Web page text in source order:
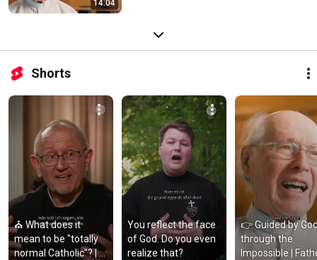
14:04
Shorts
⛪ What does it
mean to be "totally
normal Catholic"? |
You reflect the face
of God. Do you even
realize that?
👉 Guided by
through the
Impossible |